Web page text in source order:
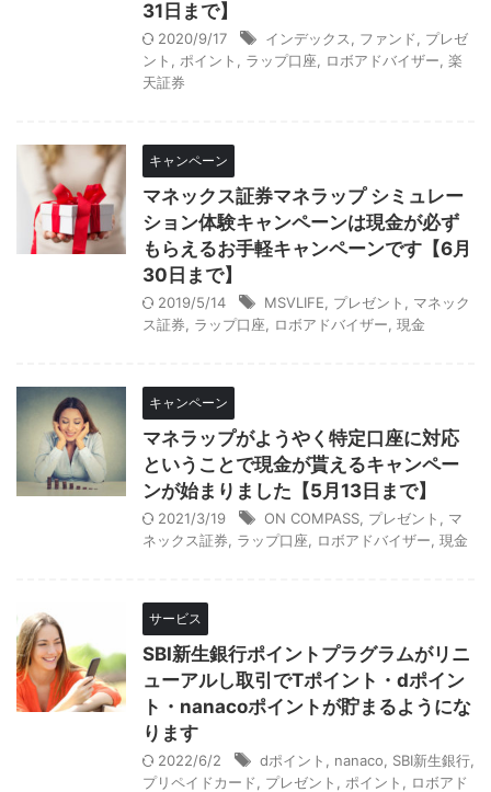
31日まで】
2020/9/17 インデックス ファンド
プレゼ
ント
ポイント ラップ口座 ロボアドバイザー 楽
天証券
キャンペーン
マネックス証券マネラップ シミュレー
ション体験キャンペーンは現金が必ず
もらえるお手軽キャンペーンです【6月
30日まで】
2019/5/14 MSVLIFE プレゼント
マネック
ス証券
ラップ口座 ロボアドバイザー 現金
キャンペーン
マネラップがようやく特定口座に対応
ということで現金が貰えるキャンペー
ンが始まりました【5月13日まで】
2021/3/19 ON COMPASS プレゼント
マ
ネックス証券
ラップ口座 ロボアドバイザー 現金
サービス
SBI新生銀行ポイントプラグラムがリニ
ューアルし取引でTポイント・dポイン
ト・nanacoポイントが貯まるようにな
ります
2022/6/2 dポイント nanaco SBI新生銀行
プリペイドカード
プレゼント ポイント
ロボアド